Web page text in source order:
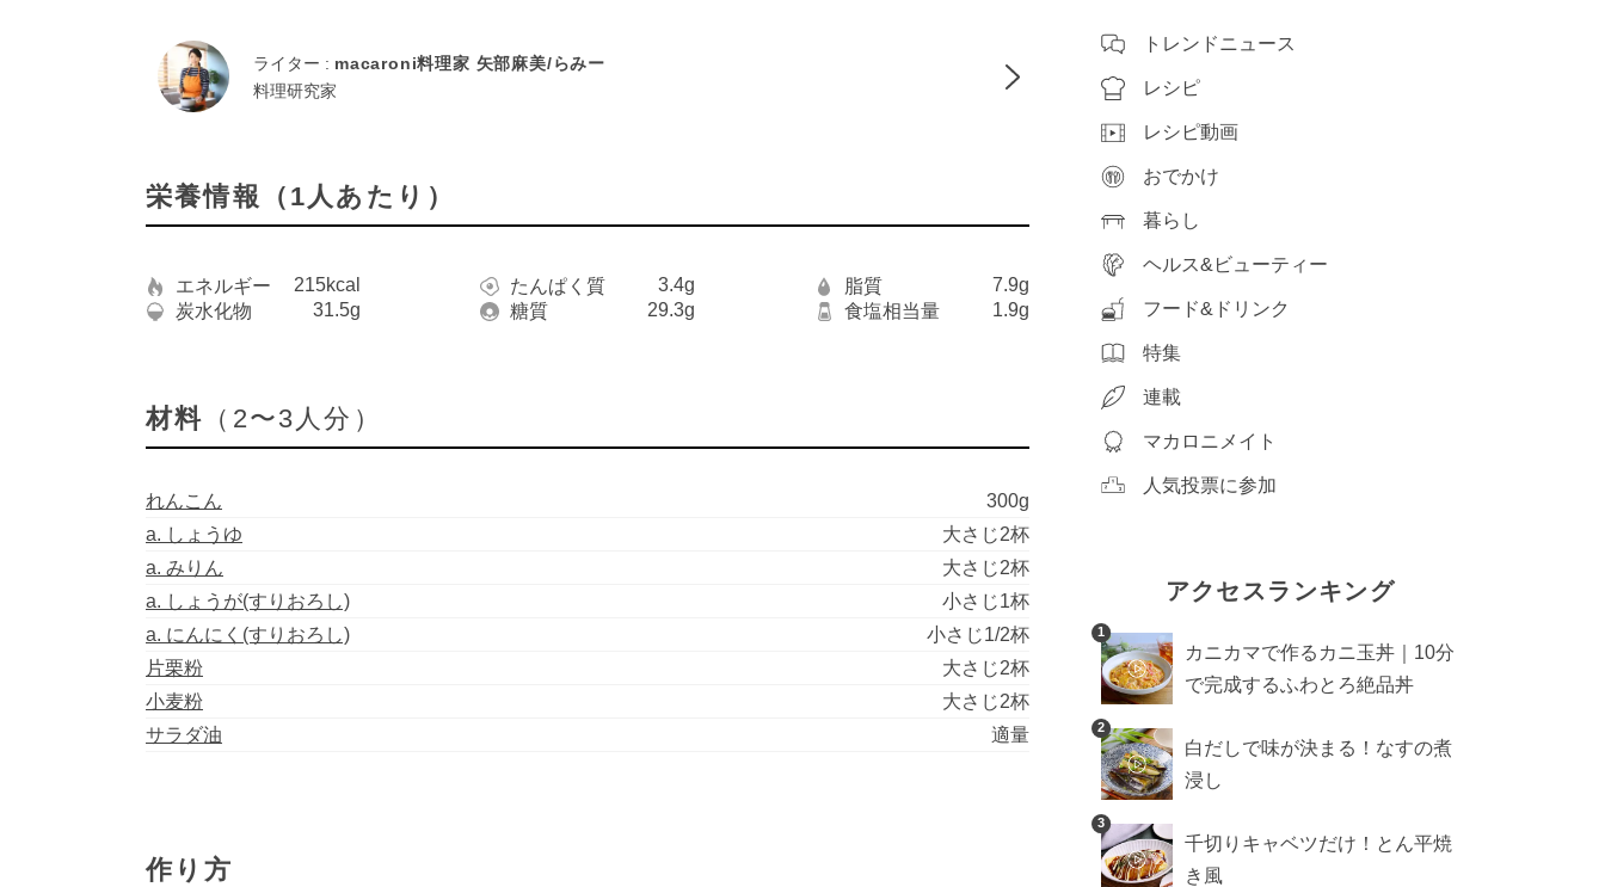
ライター : macaroni料理家 矢部麻美/らみー
料理研究家
栄養情報（1人あたり）
エネルギー 215kcal たんぱく質 3.4g 脂質
7.9g
炭水化物
31.5g 糖質 29.3g 食塩相当量 1.9g
材料 （2〜3人分）
れんこん
300g
a. しょうゆ
大さじ2杯
a. みりん
大さじ2杯
a. しょうが(すりおろし)
小さじ1杯
a. にんにく(すりおろし)
小さじ1/2杯
片栗粉
大さじ2杯
小麦粉
大さじ2杯
サラダ油
適量
作り方
トレンドニュース
レシピ
レシピ動画
おでかけ
暮らし
ヘルス&ビューティー
フード&ドリンク
特集
連載
マカロニメイト
人気投票に参加
アクセスランキング
1
カニカマで作るカニ玉丼｜10分
で完成するふわとろ絶品丼
2
白だしで味が決まる！なすの煮
浸し
3
千切りキャベツだけ！とん平焼
き風